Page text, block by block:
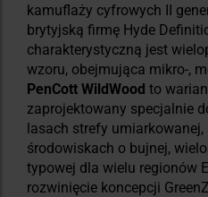
kamuflaży cyfrowych II
brytyjską firmę Hyde
charakterystyczną jest
wzoru, obejmująca mikro-,
PenCott WildWood to
zaprojektowany specjalnie
lasach strefy umiarkowanej,
środowiskach o bujnej,
typowej dla wielu regionów
rozwinięcie koncepcji